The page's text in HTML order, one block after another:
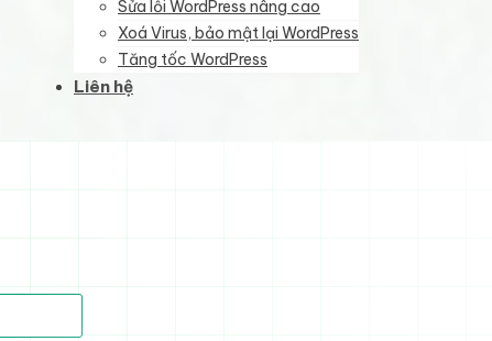
Sửa lỗi WordPress nâng cao
Xoá Virus, bảo mật lại WordPress
Tăng tốc WordPress
Liên hệ